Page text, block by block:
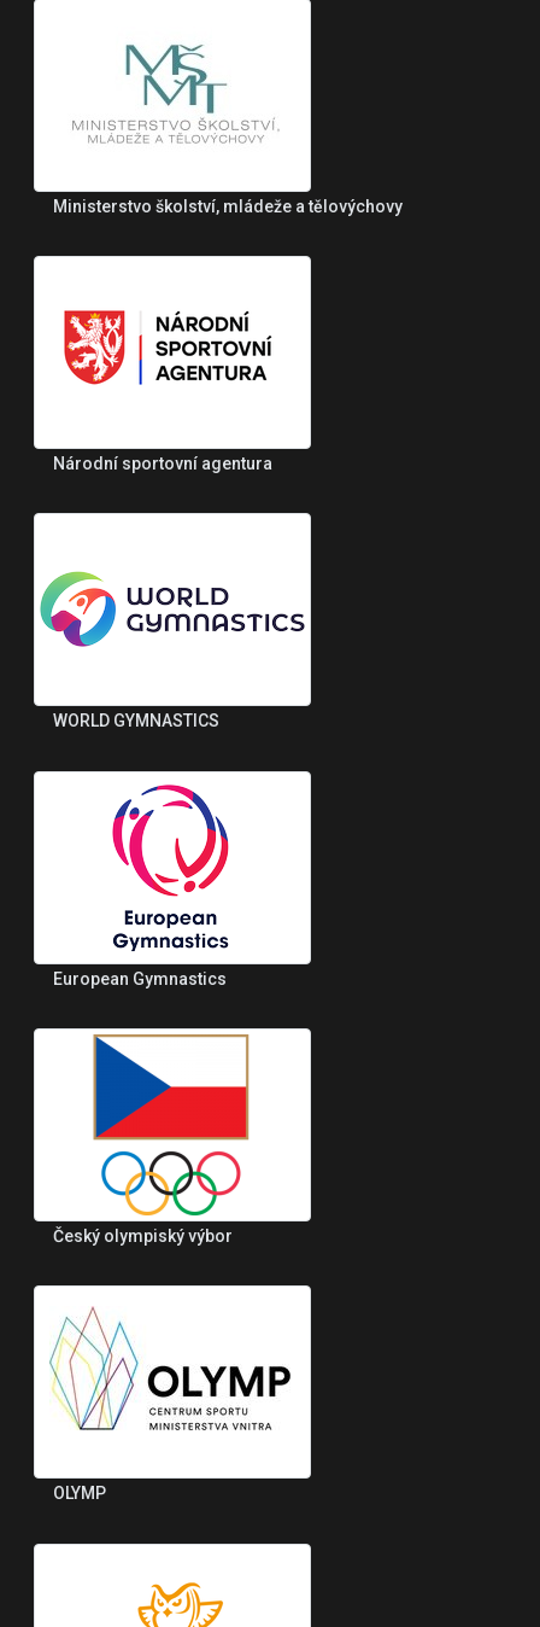
Ministerstvo školství, mládeže a tělovýchovy
Národní sportovní agentura
WORLD GYMNASTICS
European Gymnastics
Český olympiský výbor
OLYMP